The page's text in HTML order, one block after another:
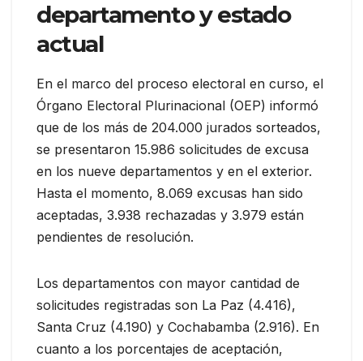
departamento y estado
actual
En el marco del proceso electoral en curso, el
Órgano Electoral Plurinacional (OEP) informó
que de los más de 204.000 jurados sorteados,
se presentaron 15.986 solicitudes de excusa
en los nueve departamentos y en el exterior.
Hasta el momento, 8.069 excusas han sido
aceptadas, 3.938 rechazadas y 3.979 están
pendientes de resolución.
Los departamentos con mayor cantidad de
solicitudes registradas son La Paz (4.416),
Santa Cruz (4.190) y Cochabamba (2.916). En
cuanto a los porcentajes de aceptación,